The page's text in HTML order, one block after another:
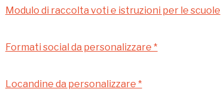
Modulo di raccolta voti e istruzioni per le scuole
Formati social da personalizzare *
Locandine da personalizzare *
gratuito
Napoli
Firenze